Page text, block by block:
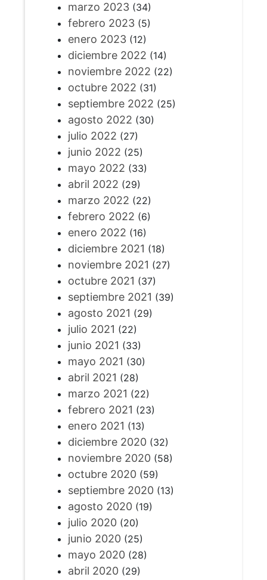
marzo 2023(34)
febrero 2023(5)
enero 2023(12)
diciembre 2022 (14)
noviembre 2022 (22)
octubre 2022 (31)
septiembre 2022 (25)
agosto 2022 (30)
julio 2022 (27)
junio 2022 (25)
mayo 2022 (33)
abril 2022 (29)
marzo 2022 (22)
febrero 2022 (6)
enero 2022 (16)
diciembre 2021 (18)
noviembre 2021 (27)
octubre 2021 (37)
septiembre 2021 (39)
agosto 2021 (29)
julio 2021 (22)
junio 2021 (33)
mayo 2021 (30)
abril 2021 (28)
marzo 2021 (22)
febrero 2021 (23)
enero 2021 (13)
diciembre 2020(32)
noviembre 2020(58)
octubre 2020(59)
septiembre 2020(13)
agosto 2020(19)
julio 2020(20)
junio 2020(25)
mayo 2020(28)
abril 2020(29)